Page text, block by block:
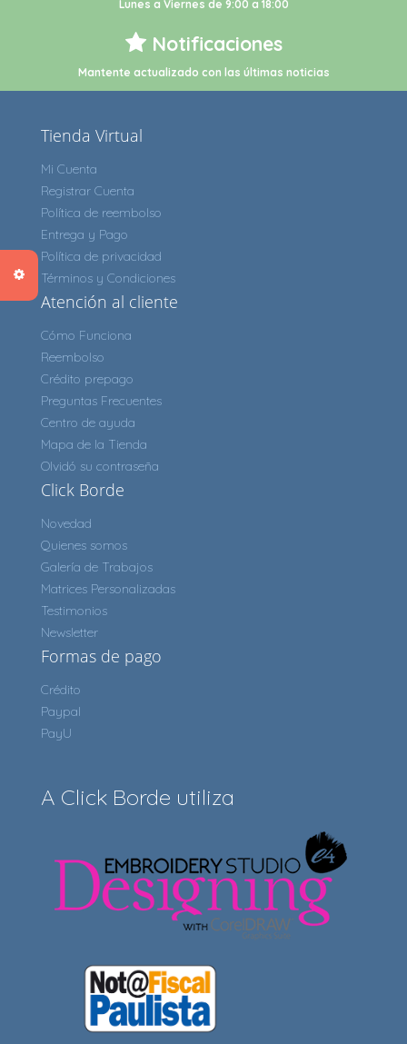
Lunes a Viernes de 9:00 a 18:00
Notificaciones
Mantente actualizado con las últimas noticias
Tienda Virtual
Mi Cuenta
Registrar Cuenta
Política de reembolso
Entrega y Pago
Política de privacidad
Términos y Condiciones
Atención al cliente
Cómo Funciona
Reembolso
Crédito prepago
Preguntas Frecuentes
Centro de ayuda
Mapa de la Tienda
Olvidó su contraseña
Click Borde
Novedad
Quienes somos
Galería de Trabajos
Matrices Personalizadas
Testimonios
Newsletter
Formas de pago
Crédito
Paypal
PayU
A Click Borde utiliza